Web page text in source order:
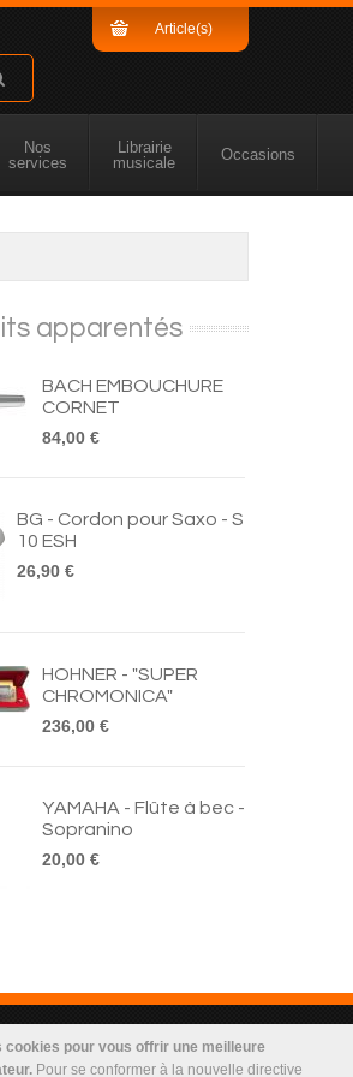
cookies pour vous offrir une meilleure
Pour se conformer à la nouvelle directive
Article(s)
Nos
services
Librairie
musicale
Occasions
apparentés
BACH EMBOUCHURE
CORNET
84,00 €
BG - Cordon pour Saxo - S
10 ESH
26,90 €
HOHNER - "SUPER
CHROMONICA"
236,00 €
YAMAHA - Flûte à bec -
Sopranino
20,00 €